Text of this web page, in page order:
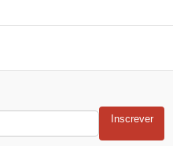
Inscrever